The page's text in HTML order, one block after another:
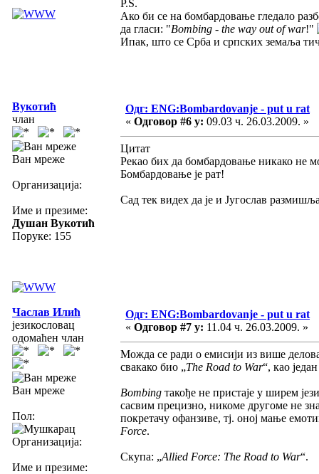
P.S.
Ако би се на бомбардовање гледало
да гласи: "Bombing - the way out of war!"
Ипак, што се Срба и српских земаља
Вукотић
члан
Ван мреже
Организација:
Име и презиме:
Душан Вукотић
Поруке: 155
Одг: ENG:Bombardovanje - put u rat
« Одговор #6 у: 09.03 ч. 26.03.2009. »
Цитат
Рекао бих да бомбардовање никако не
Бомбардовање је рат!
Сад тек видех да је и Југослав
Часлав Илић
језикословац
одомаћен члан
Ван мреже
Пол:
Организација:
Име и презиме:
Одг: ENG:Bombardovanje - put u rat
« Одговор #7 у: 11.04 ч. 26.03.2009. »
Можда се ради о емисији из више
свакако био „The Road to War“, као
Bombing такође не пристаје у ширем
сасвим прецизно, никоме другоме не
покретачу офанзиве, тј. оној мање
Force.
Скупа: „Allied Force: The Road to War“.